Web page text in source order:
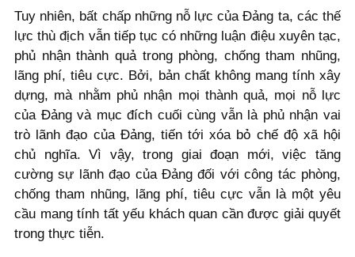
Tuy nhiên, bất chấp những nỗ lực của Đảng ta, các thế
lực thù địch vẫn tiếp tục có những luận điệu xuyên tạc,
phủ nhận thành quả trong phòng, chống tham nhũng,
lãng phí, tiêu cực. Bởi, bản chất không mang tính xây
dựng, mà nhằm phủ nhận mọi thành quả, mọi nỗ lực
của Đảng và mục đích cuối cùng vẫn là phủ nhận vai
trò lãnh đạo của Đảng, tiến tới xóa bỏ chế độ xã hội
chủ nghĩa. Vì vậy, trong giai đoạn mới, việc tăng
cường sự lãnh đạo của Đảng đối với công tác phòng,
chống tham nhũng, lãng phí, tiêu cực vẫn là một yêu
cầu mang tính tất yếu khách quan cần được giải quyết
trong thực tiễn.